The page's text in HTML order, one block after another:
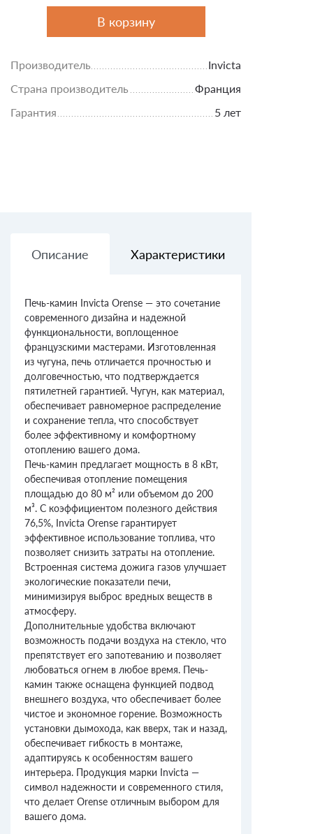
В корзину
Производитель
Invicta
Страна производитель
Франция
Гарантия
5 лет
Описание Характеристики
Печь-камин Invicta Orense — это сочетание
современного дизайна и надежной
функциональности, воплощенное
французскими мастерами. Изготовленная
из чугуна, печь отличается прочностью и
долговечностью, что подтверждается
пятилетней гарантией. Чугун, как материал,
обеспечивает равномерное распределение
и сохранение тепла, что способствует
более эффективному и комфортному
отоплению вашего дома.
Печь-камин предлагает мощность в 8 кВт,
обеспечивая отопление помещения
площадью до 80 м² или объемом до 200
м³. С коэффициентом полезного действия
76,5%, Invicta Orense гарантирует
эффективное использование топлива, что
позволяет снизить затраты на отопление.
Встроенная система дожига газов улучшает
экологические показатели печи,
минимизируя выброс вредных веществ в
атмосферу.
Дополнительные удобства включают
возможность подачи воздуха на стекло, что
препятствует его запотеванию и позволяет
любоваться огнем в любое время. Печь-
камин также оснащена функцией подвод
внешнего воздуха, что обеспечивает более
чистое и экономное горение. Возможность
установки дымохода, как вверх, так и назад,
обеспечивает гибкость в монтаже,
адаптируясь к особенностям вашего
интерьера. Продукция марки Invicta —
символ надежности и современного стиля,
что делает Orense отличным выбором для
вашего дома.